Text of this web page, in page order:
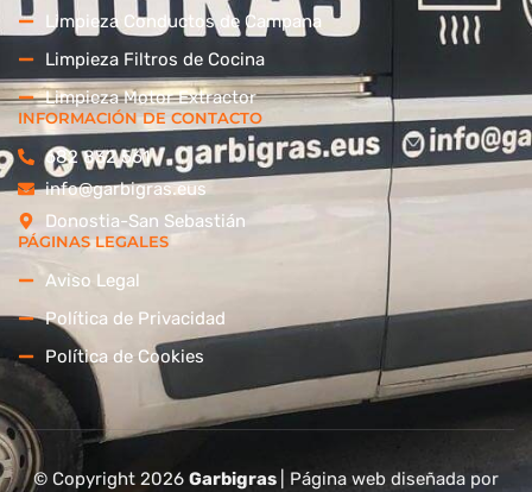
Limpieza Conductos de Campana
Limpieza Filtros de Cocina
Limpieza Motor Extractor
INFORMACIÓN DE CONTACTO
682 832 561
info@garbigras.eus
Donostia-San Sebastián
PÁGINAS LEGALES
Aviso Legal
Política de Privacidad
Política de Cookies
© Copyright 2026 Garbigras
| Página web diseñada por